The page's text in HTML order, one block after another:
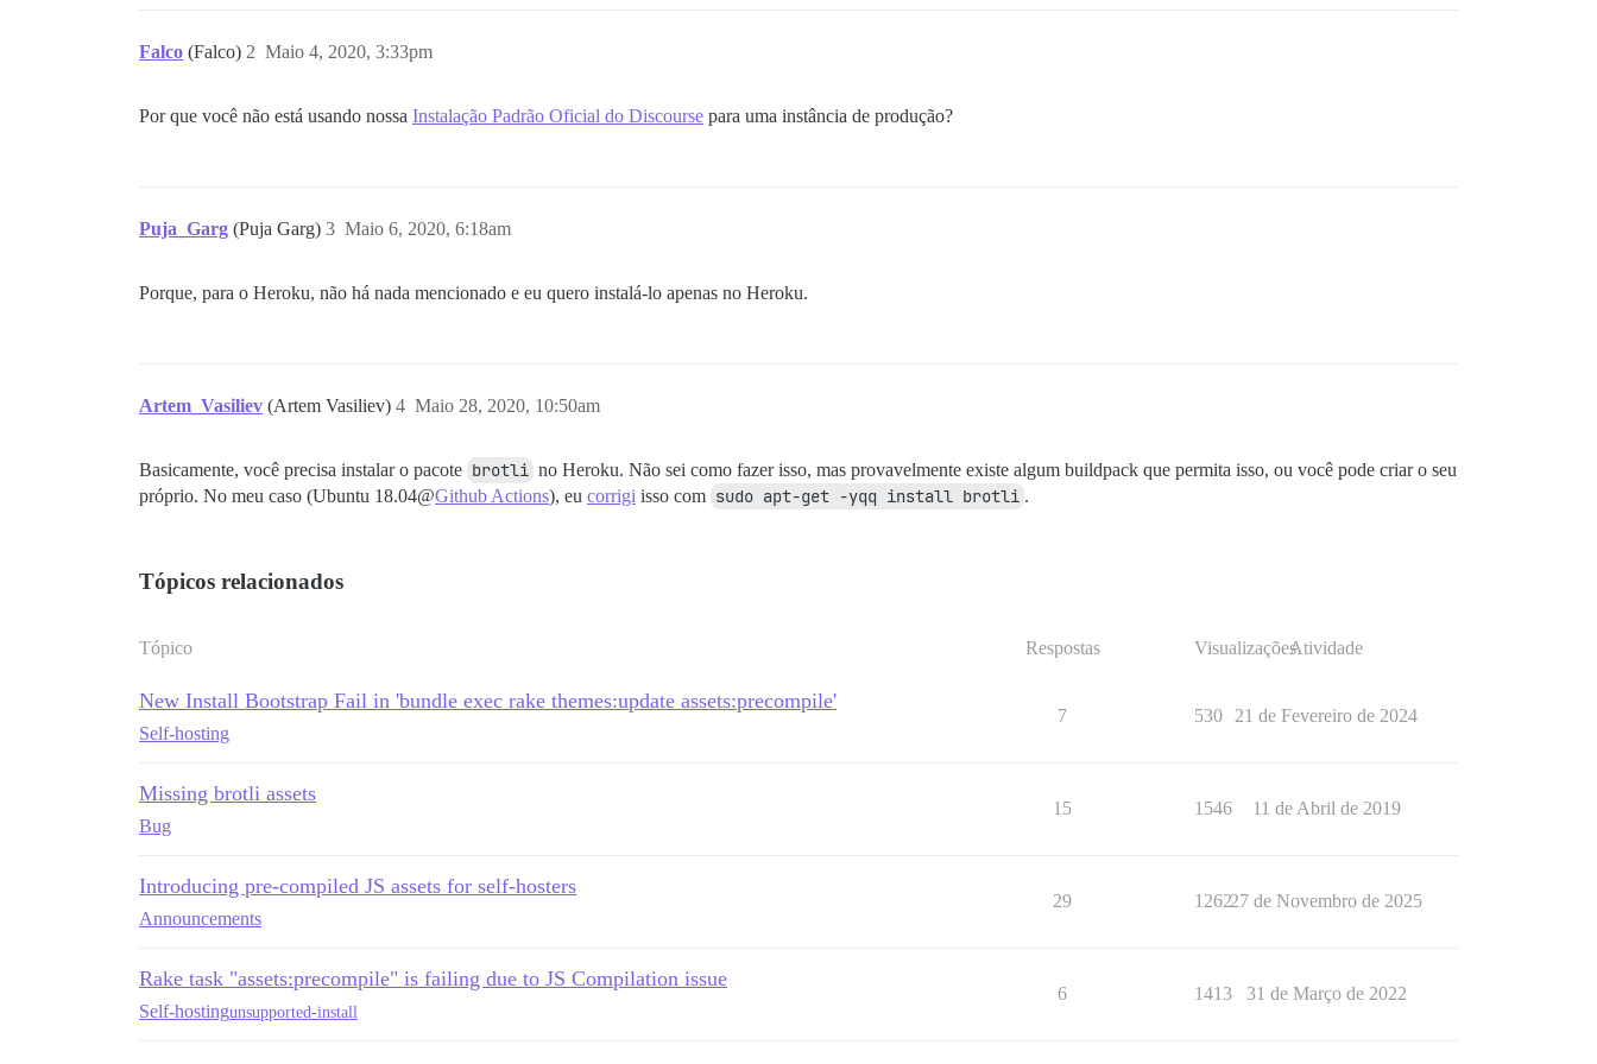
Falco (Falco) Maio 4, 2020, 3:33pm
2
Por que você não está usando nossa Instalação Padrão Oficial do Discourse para uma instância de produção?
Puja_Garg (Puja Garg) Maio 6, 2020, 6:18am
3
Porque, para o Heroku, não há nada mencionado e eu quero instalá-lo apenas no Heroku.
Artem_Vasiliev (Artem Vasiliev) Maio 28, 2020, 10:50am
4
Basicamente, você precisa instalar o pacote brotli no Heroku. Não sei como fazer isso, mas provavelmente existe algum buildpack que permita isso, ou você pode criar o seu
próprio. No meu caso (Ubuntu 18.04@Github Actions), eu corrigi isso com sudo apt-get -yqq install brotli .
Tópicos relacionados
Tópico Respostas VisualizaçõesAtividade
New Install Bootstrap Fail in 'bundle exec rake themes:update assets:precompile'
Self-hosting
7 530 21 de Fevereiro de 2024
Missing brotli assets
Bug
15 1546 11 de Abril de 2019
Introducing pre-compiled JS assets for self-hosters
Announcements
29 126227 de Novembro de 2025
Rake task "assets:precompile" is failing due to JS Compilation issue
Self-hostingunsupported-install
6 1413 31 de Março de 2022